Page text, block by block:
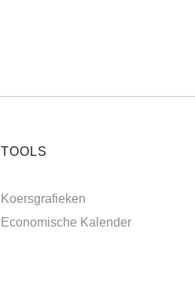
TOOLS
Koersgrafieken
Economische Kalender